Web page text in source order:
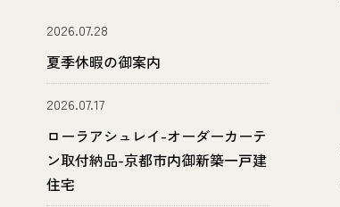
2026.07.28
夏季休暇の御案内
2026.07.17
ローラアシュレイ-オーダーカーテ
ン取付納品-京都市内御新築一戸建
住宅